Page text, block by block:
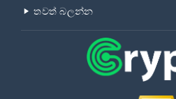
තවත් බලන්න